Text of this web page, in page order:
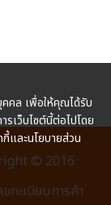
© 2016
ะเบียนการค้า
คล เพื่อให้คุณได้รับ
เว็บไซต์นี้ต่อไปโดย
และนโยบายส่วน